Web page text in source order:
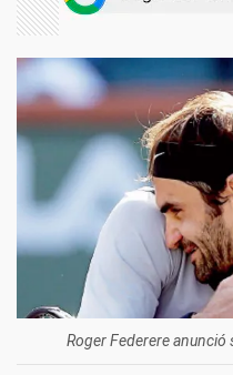
Roger Federere